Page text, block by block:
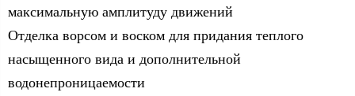
максимальную амплитуду движений
Отделка ворсом и воском для придания теплого
насыщенного вида и дополнительной
водонепроницаемости